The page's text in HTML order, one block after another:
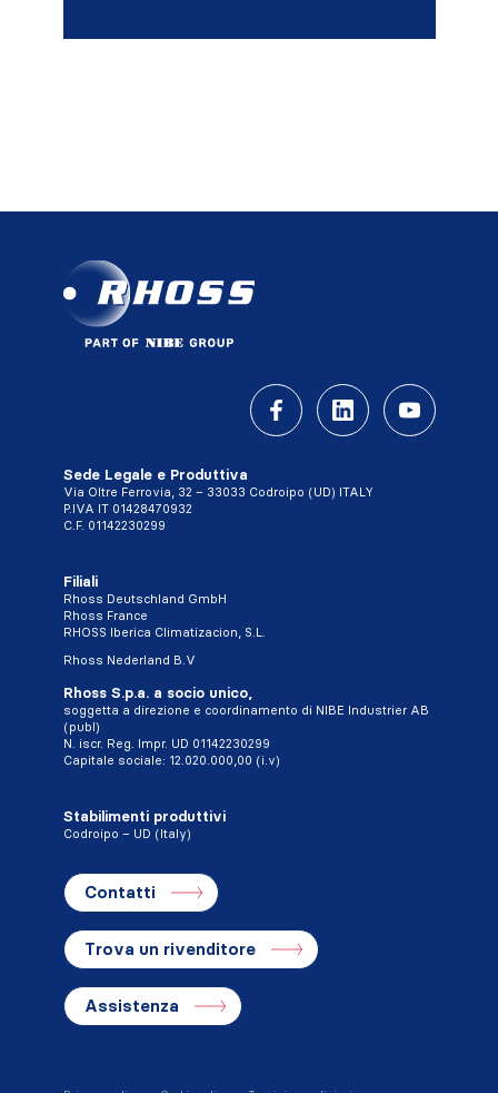
Sede Legale e Produttiva
Via Oltre Ferrovia, 32 – 33033 Codroipo (UD) ITALY
P.IVA IT 01428470932
C.F. 01142230299
Filiali
Rhoss Deutschland GmbH
Rhoss France
RHOSS Iberica Climatizacion, S.L.
Rhoss Nederland B.V
Rhoss S.p.a. a socio unico,
soggetta a direzione e coordinamento di NIBE Industrier AB
(publ)
N. iscr. Reg. Impr. UD 01142230299
Capitale sociale: 12.020.000,00 (i.v)
Stabilimenti produttivi
Codroipo – UD (Italy)
Contatti
Trova un rivenditore
Assistenza